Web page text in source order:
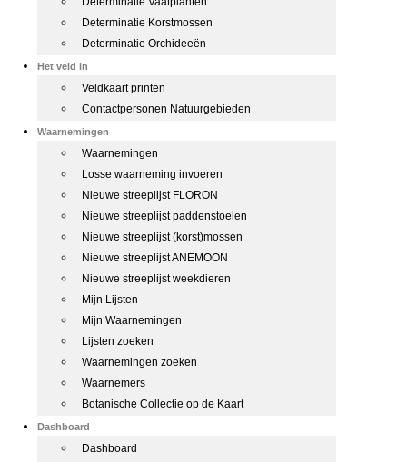
Determinatie Korstmossen
Determinatie Orchideeën
Het veld in
Veldkaart printen
Contactpersonen Natuurgebieden
Waarnemingen
Waarnemingen
Losse waarneming invoeren
Nieuwe streeplijst FLORON
Nieuwe streeplijst paddenstoelen
Nieuwe streeplijst (korst)mossen
Nieuwe streeplijst ANEMOON
Nieuwe streeplijst weekdieren
Mijn Lijsten
Mijn Waarnemingen
Lijsten zoeken
Waarnemingen zoeken
Waarnemers
Botanische Collectie op de Kaart
Dashboard
Dashboard